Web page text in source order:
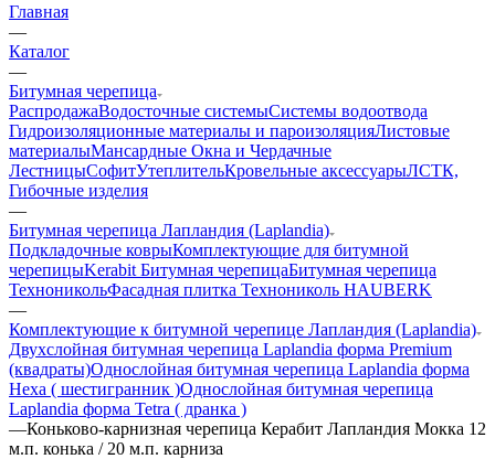
Главная
—
Каталог
—
Битумная черепица
РаспродажаВодосточные системыСистемы водоотвода
Гидроизоляционные материалы и пароизоляцияЛистовые
материалыМансардные Окна и Чердачные
ЛестницыСофитУтеплительКровельные аксессуарыЛСТК,
Гибочные изделия
—
Битумная черепица Лапландия (Laplandia)
Подкладочные коврыКомплектующие для битумной
черепицыKerabit Битумная черепицаБитумная черепица
ТехноникольФасадная плитка Технониколь HAUBERK
—
Комплектующие к битумной черепице Лапландия (Laplandia)
Двухслойная битумная черепица Laplandia форма Premium
(квадраты)Однослойная битумная черепица Laplandia форма
Hexa ( шестигранник )Однослойная битумная черепица
Laplandia форма Tetra ( дранка )
—Коньково-карнизная черепица Керабит Лапландия Мокка 12
м.п. конька / 20 м.п. карниза